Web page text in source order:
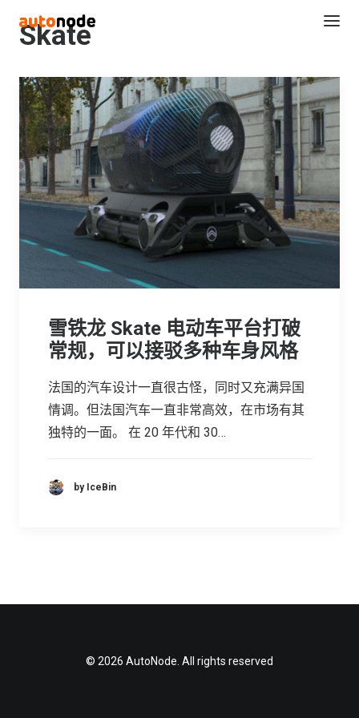
Search
Skate
雪铁龙 Skate 电动车平台打破
常规，可以接驳多种车身风格
法国的汽车设计一直很古怪，同时又充满异国
情调。但法国汽车一直非常高效，在市场有其
独特的一面。 在 20 年代和 30…
by IceBin
© 2026 AutoNode. All rights reserved